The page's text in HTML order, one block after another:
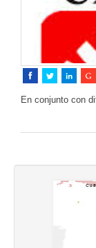
En conjunto con